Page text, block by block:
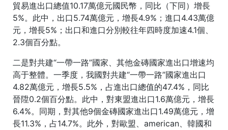
貿易進出口總值10.17萬億元國民幣，同比（下同）增長
5%。此中，出口5.74萬億元，增長4.9%；進口4.43萬億
元，增長5%；出口和進口分別較往年四時度加速4.1個、
2.3個百分點。
二是對共建“一帶一路”國家、其他金磚國家進出口增速均
高于整體。一季度，我國對共建“一帶一路”國家進出口
4.82萬億元，增長5.5%，占進出口總值的47.4%，同比
晉陞0.2個百分點。此中，對東盟進出口1.6萬億元，增長
6.4%。同期，對其他9個金磚國家進出口1.49萬億元，增
長11.3%，占14.7%。此外，對歐盟、american、韓國和